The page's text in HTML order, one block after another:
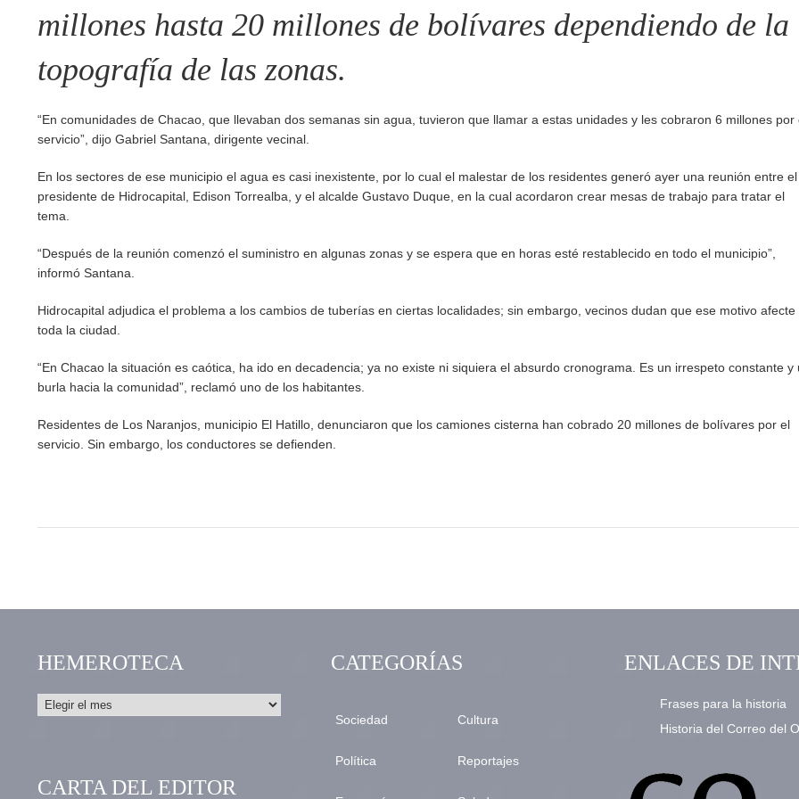
millones hasta 20 millones de bolívares dependiendo de la
topografía de las zonas.
“En comunidades de Chacao, que llevaban dos semanas sin agua, tuvieron que llamar a estas unidades y les cobraron 6 millones por
servicio”, dijo Gabriel Santana, dirigente vecinal.
En los sectores de ese municipio el agua es casi inexistente, por lo cual el malestar de los residentes generó ayer una reunión entre el
presidente de Hidrocapital, Edison Torrealba, y el alcalde Gustavo Duque, en la cual acordaron crear mesas de trabajo para tratar el
tema.
“Después de la reunión comenzó el suministro en algunas zonas y se espera que en horas esté restablecido en todo el municipio”,
informó Santana.
Hidrocapital adjudica el problema a los cambios de tuberías en ciertas localidades; sin embargo, vecinos dudan que ese motivo afecte
toda la ciudad.
“En Chacao la situación es caótica, ha ido en decadencia; ya no existe ni siquiera el absurdo cronograma. Es un irrespeto constante y
burla hacia la comunidad”, reclamó uno de los habitantes.
Residentes de Los Naranjos, municipio El Hatillo, denunciaron que los camiones cisterna han cobrado 20 millones de bolívares por el
servicio. Sin embargo, los conductores se defienden.
HEMEROTECA
CARTA DEL EDITOR
CATEGORÍAS
Sociedad
Política
Cultura
Reportajes
ENLACES DE
Frases para la historia
Historia del Correo del